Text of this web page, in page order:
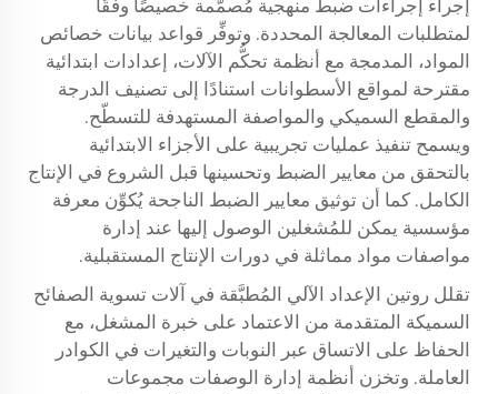
إجراء إجراءات ضبط منهجية مُصمَّمة خصيصًا وفقًا
لمتطلبات المعالجة المحددة. وتوفِّر قواعد بيانات خصائص
المواد، المدمجة مع أنظمة تحكُّم الآلات، إعدادات ابتدائية
مقترحة لمواقع الأسطوانات استنادًا إلى تصنيف الدرجة
والمقطع السميكي والمواصفة المستهدفة للتسطّح.
ويسمح تنفيذ عمليات تجريبية على الأجزاء الابتدائية
بالتحقق من معايير الضبط وتحسينها قبل الشروع في الإنتاج
الكامل. كما أن توثيق معايير الضبط الناجحة يُكوِّن معرفة
مؤسسية يمكن للمُشغلين الوصول إليها عند إدارة
مواصفات مواد مماثلة في دورات الإنتاج المستقبلية.
تقلل روتين الإعداد الآلي المُطبَّقة في آلات تسوية الصفائح
السميكة المتقدمة من الاعتماد على خبرة المشغل، مع
الحفاظ على الاتساق عبر النوبات والتغيرات في الكوادر
العاملة. وتخزن أنظمة إدارة الوصفات مجموعات